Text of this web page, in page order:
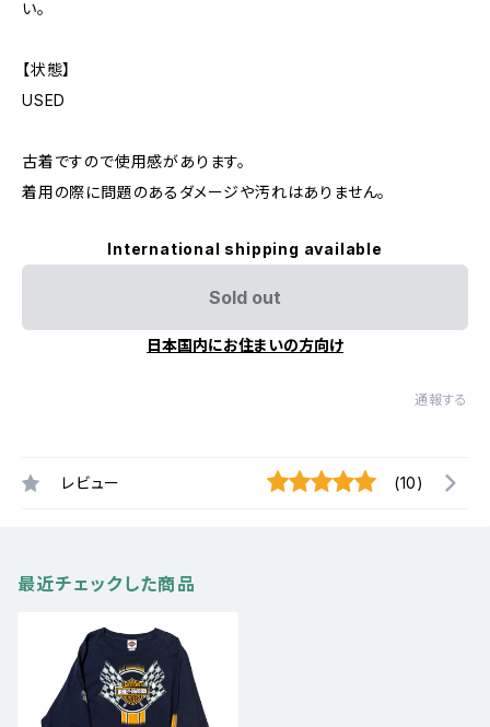
い。
【状態】
USED
古着ですので使用感があります。
着用の際に問題のあるダメージや汚れはありません。
International shipping available
Sold out
日本国内にお住まいの方向け
通報する
レビュー (10)
最近チェックした商品